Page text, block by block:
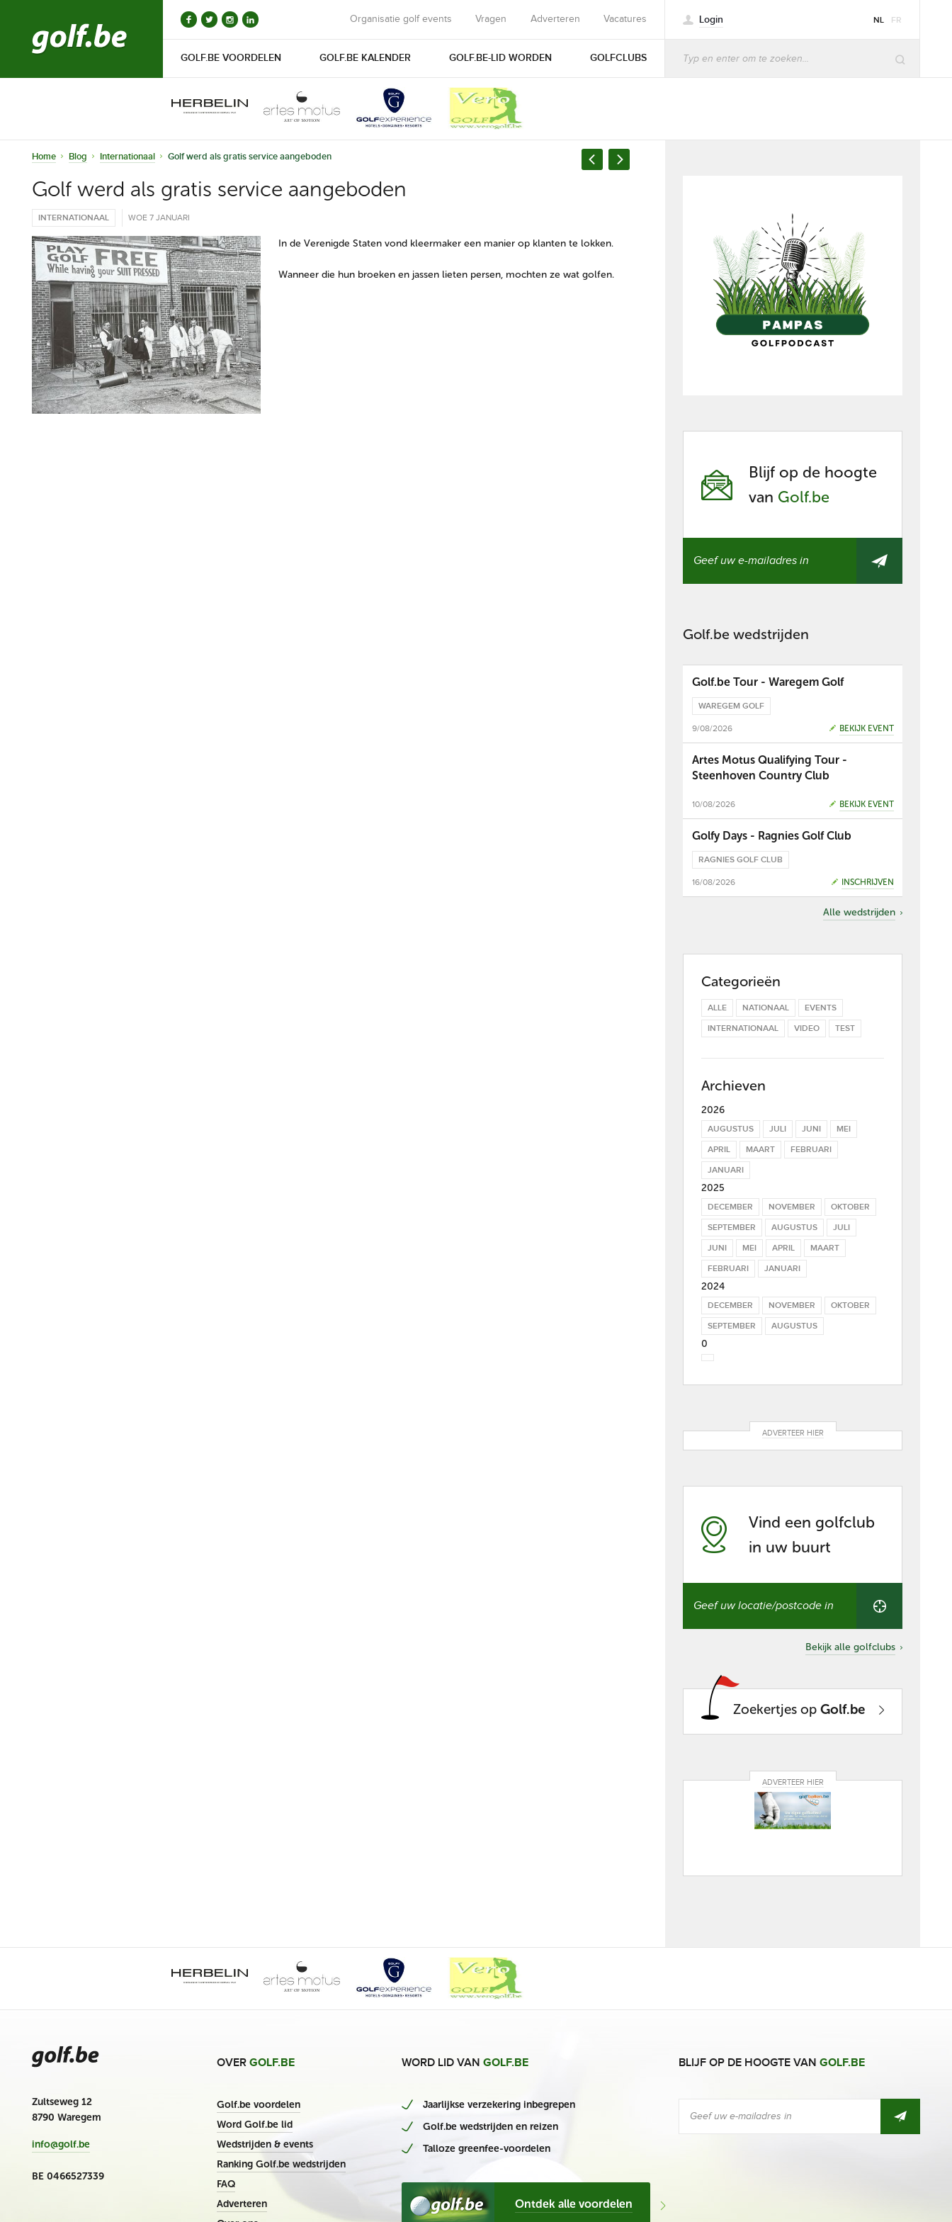
Organisatie golf events Vragen Adverteren Vacatures Login NL FR
GOLF.BE VOORDELEN GOLF.BE KALENDER GOLF.BE-LID WORDEN GOLFCLUBS
Home Blog Internationaal Golf werd als gratis service aangeboden
Golf werd als gratis service aangeboden
INTERNATIONAAL WOE 7 JANUARI
In de Verenigde Staten vond kleermaker een manier op klanten te lokken.
Wanneer die hun broeken en jassen lieten persen, mochten ze wat golfen.
Blijf op de hoogte
van Golf.be
Golf.be wedstrijden
Golf.be Tour - Waregem Golf
WAREGEM GOLF
9/08/2026 BEKIJK EVENT
Artes Motus Qualifying Tour -
Steenhoven Country Club
10/08/2026 BEKIJK EVENT
Golfy Days - Ragnies Golf Club
RAGNIES GOLF CLUB
16/08/2026 INSCHRIJVEN
Alle wedstrijden
Categorieën
ALLE NATIONAAL
EVENTS
INTERNATIONAAL
VIDEO TEST
Archieven
2026
AUGUSTUS JULI JUNI
MEI
APRIL
MAART
FEBRUARI
JANUARI
2025
DECEMBER NOVEMBER
OKTOBER
SEPTEMBER
AUGUSTUS
JULI
JUNI
MEI APRIL
MAART
FEBRUARI
JANUARI
2024
DECEMBER NOVEMBER
OKTOBER
SEPTEMBER
AUGUSTUS
0
ADVERTEER HIER
Vind een golfclub
in uw buurt
een
golfclub
Bekijk alle golfclubs
Zoekertjes opGolf.be
ADVERTEER HIER
Zultseweg 12
8790 Waregem
info@golf.be
BE 0466527339
OVER GOLF.BE
Golf.be voordelen
Word Golf.be lid
Wedstrijden & events
Ranking Golf.be wedstrijden
FAQ
Adverteren
WORD LID VAN GOLF.BE
Jaarlijkse verzekering inbegrepen
Golf.be wedstrijden en reizen
Talloze greenfee-voordelen
Ontdek alle voordelen
BLIJF OP DE HOOGTE VAN GOLF.BE